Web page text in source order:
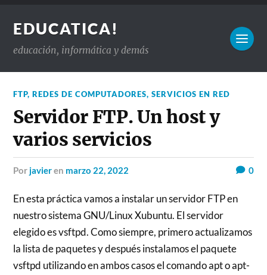
EDUCATICA!
educación, informática y demás
FTP,REDES DE COMPUTADORES,SERVICIOS EN RED
Servidor FTP. Un host y
varios servicios
por javieren marzo 22, 2022 0
En esta práctica vamos a instalar un servidor FTP en
nuestro sistema GNU/Linux Xubuntu. El servidor
elegido es vsftpd. Como siempre, primero actualizamos
la lista de paquetes y después instalamos el paquete
vsftpd utilizando en ambos casos el comando apt o apt-